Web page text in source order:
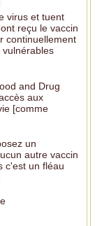
virus et tuent
reçu le vaccin
continuellement
and Drug
aux
[comme
un
autre vaccin
c'est un fléau